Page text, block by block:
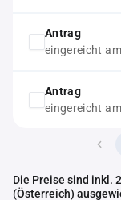
Antrag
eingereicht
Antrag
eingereicht
Die Preise sind inkl.
(Österreich)